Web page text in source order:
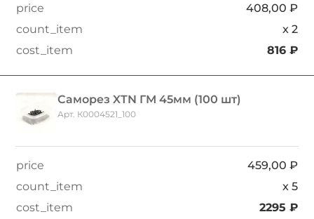
408,00 ₽
x 2
816₽
Саморез XTN ГМ 45мм (100 шт)
Арт. К0004521_100
459,00 ₽
x 5
2295 ₽